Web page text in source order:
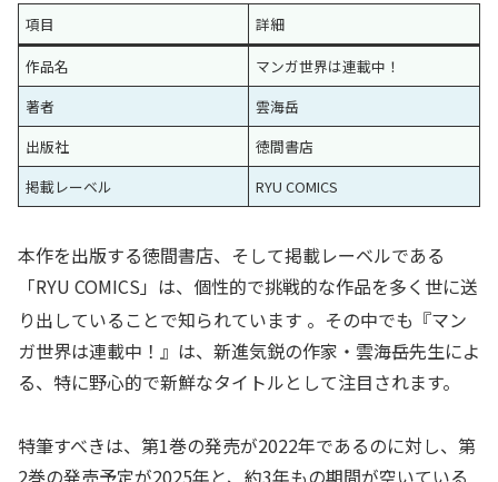
項目
詳細
作品名
マンガ世界は連載中！
著者
雲海岳
出版社
徳間書店
掲載レーベル
RYU COMICS
本作を出版する徳間書店、そして掲載レーベルである
「RYU COMICS」は、個性的で挑戦的な作品を多く世に送
り出していることで知られています 。その中でも『マン
ガ世界は連載中！』は、新進気鋭の作家・雲海岳先生によ
る、特に野心的で新鮮なタイトルとして注目されます。
特筆すべきは、第1巻の発売が2022年であるのに対し、第
2巻の発売予定が2025年と、約3年もの期間が空いている